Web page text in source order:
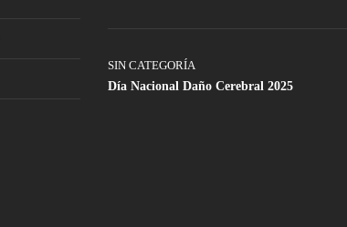
SIN CATEGORÍA
Día Nacional Daño Cerebral 2025